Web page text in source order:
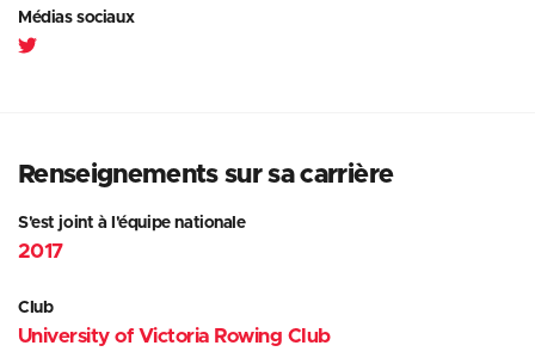
Médias sociaux
Renseignements sur sa carrière
S'est joint à l'équipe nationale
2017
Club
University of Victoria Rowing Club